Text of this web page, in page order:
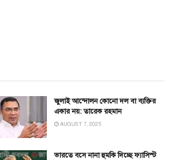
জুলাই আন্দোলন কোনো দল বা ব্যক্তির
একার নয়: তারেক রহমান
AUGUST 7, 2025
ভারতে বসে নানা হুমকি দিচ্ছে ফ্যাসিস্ট